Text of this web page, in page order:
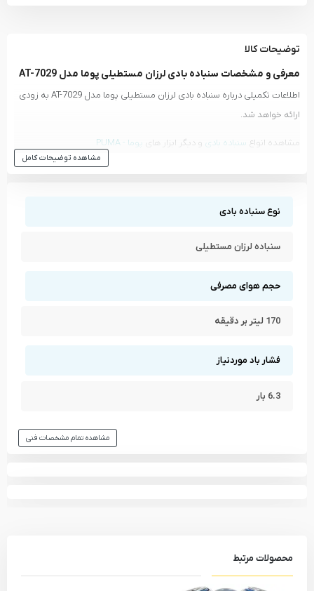
توضیحات کالا
معرفی و مشخصات سنباده بادی لرزان مستطیلی پوما مدل AT-7029
اطلاعات تکمیلی درباره سنباده بادی لرزان مستطیلی پوما مدل AT-7029 به زودی
ارائه خواهد شد.
مشاهده انواع سنباده بادی و دیگر ابزار های پوما - PUMA
مشاهده توضیحات کامل
نوع سنباده بادی
سنباده لرزان مستطیلی
حجم هوای مصرفی
170 لیتر بر دقیقه
فشار باد موردنیاز
6.3 بار
مشاهده تمام مشخصات فنی
محصولات مرتبط